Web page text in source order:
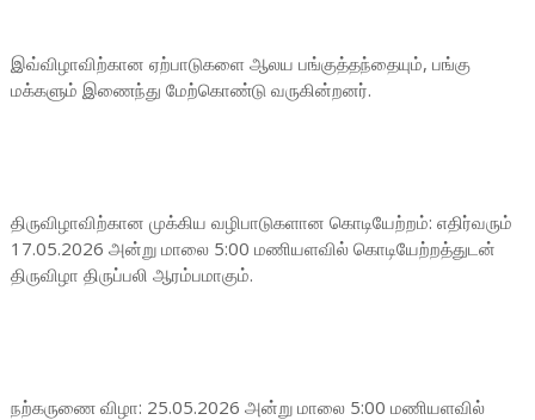
இவ்விழாவிற்கான ஏற்பாடுகளை ஆலய பங்குத்தந்தையும், பங்கு
மக்களும் இணைந்து மேற்கொண்டு வருகின்றனர்.
திருவிழாவிற்கான முக்கிய வழிபாடுகளான கொடியேற்றம்: எதிர்வரும்
17.05.2026 அன்று மாலை 5:00 மணியளவில் கொடியேற்றத்துடன்
திருவிழா திருப்பலி ஆரம்பமாகும்.
நற்கருணை விழா: 25.05.2026 அன்று மாலை 5:00 மணியளவில்